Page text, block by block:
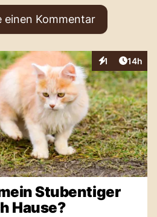
einen Kommentar
1
Interaktionen
Artikel
14h
Stubentiger
Hause?